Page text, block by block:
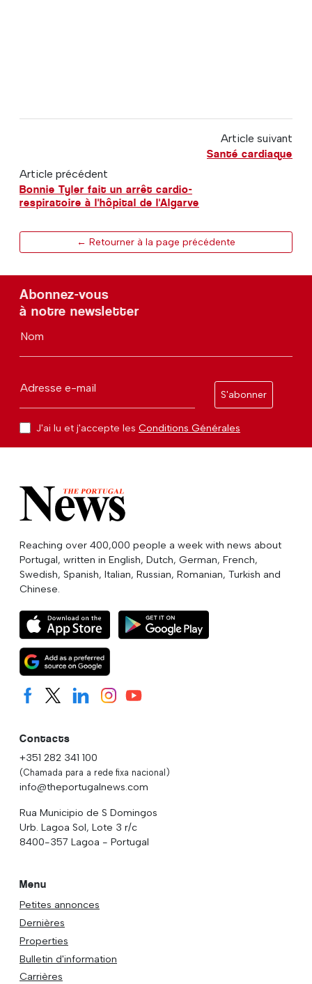
Article suivant
Santé cardiaque
Article précédent
Bonnie Tyler fait un arrêt cardio-
respiratoire à l'hôpital de l'Algarve
← Retourner à la page précédente
Abonnez-vous
à notre newsletter
Nom
Adresse e-mail
S'abonner
J'ai lu et j'accepte les Conditions Générales
Reaching over 400,000 people a week with news about
Portugal, written in English, Dutch, German, French,
Swedish, Spanish, Italian, Russian, Romanian, Turkish and
Chinese.
Contacts
+351 282 341 100
(Chamada para a rede fixa nacional)
info@theportugalnews.com
Rua Municipio de S Domingos
Urb. Lagoa Sol, Lote 3 r/c
8400-357 Lagoa - Portugal
Menu
Petites annonces
Dernières
Properties
Bulletin d'information
Carrières